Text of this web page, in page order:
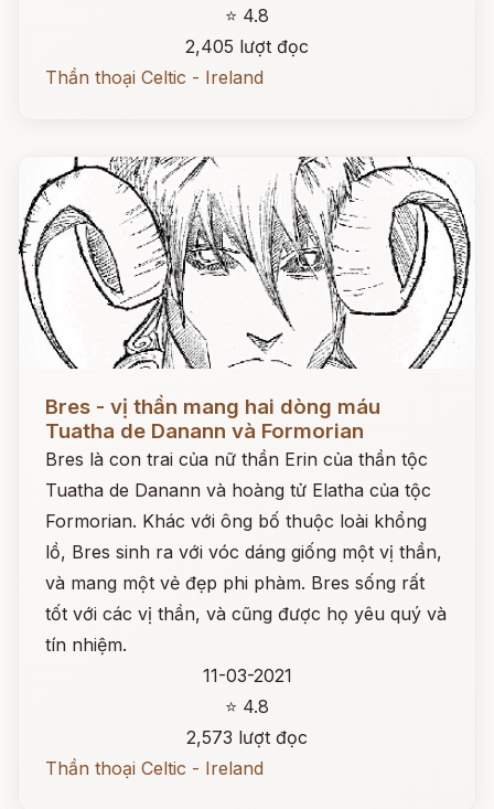
⭐ 4.8
2,405 lượt đọc
Thần thoại Celtic - Ireland
Bres - vị thần mang hai dòng máu
Tuatha de Danann và Formorian
Bres là con trai của nữ thần Erin của thần tộc
Tuatha de Danann và hoàng tử Elatha của tộc
Formorian. Khác với ông bố thuộc loài khổng
lồ, Bres sinh ra với vóc dáng giống một vị thần,
và mang một vẻ đẹp phi phàm. Bres sống rất
tốt với các vị thần, và cũng được họ yêu quý và
tín nhiệm.
11-03-2021
⭐ 4.8
2,573 lượt đọc
Thần thoại Celtic - Ireland